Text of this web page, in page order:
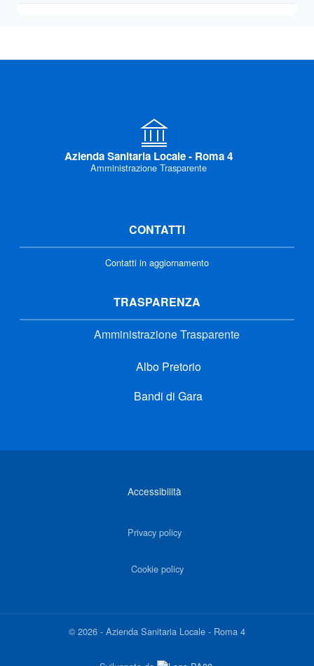
Azienda Sanitaria Locale - Roma 4
Amministrazione Trasparente
CONTATTI
Contatti in aggiornamento
TRASPARENZA
Amministrazione Trasparente
Albo Pretorio
Bandi di Gara
Accessibilità
Privacy policy
Cookie policy
©2026 - Azienda Sanitaria Locale - Roma 4